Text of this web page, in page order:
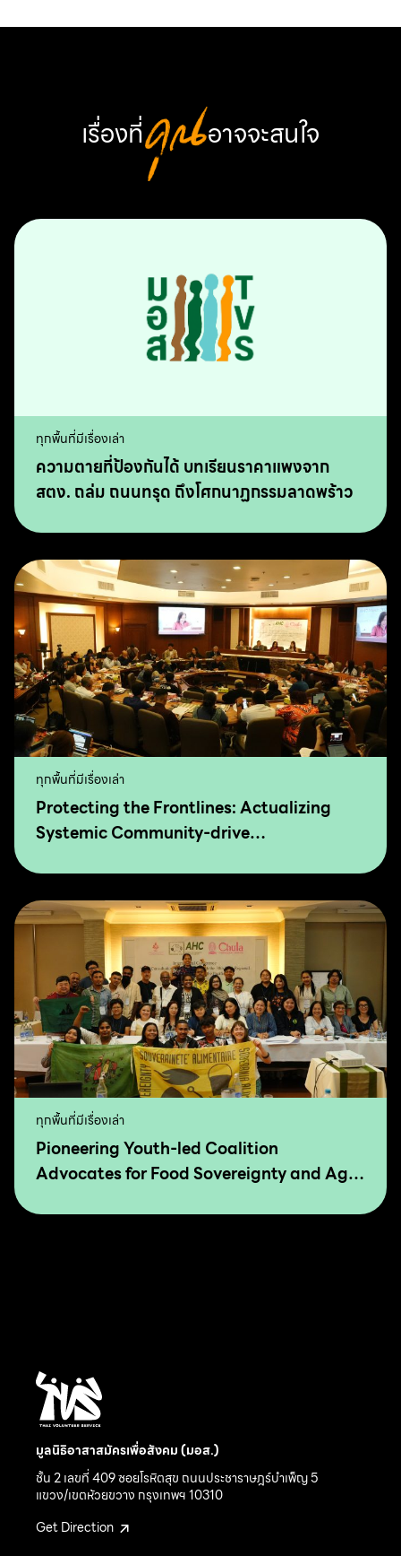
เรื่องที่คุณ อาจจะสนใจ
ทุกพื้นที่มีเรื่องเล่า
ความตายที่ป้องกันได้ บทเรียนราคาแพงจาก
สตง. ถล่ม ถนนทรุด ถึงโศกนาฏกรรมลาดพร้าว
ทุกพื้นที่มีเรื่องเล่า
Protecting the Frontlines: Actualizing
Systemic Community-drive
ทุกพื้นที่มีเรื่องเล่า
Pioneering Youth-led Coalition
Advocates for Food Sovereignty and Agro
มูลนิธิอาสาสมัครเพื่อสังคม (มอส.)
ชั้น 2 เลขที่ 409 ซอยโรหิตสุข ถนนประชาราษฎร์บำเพ็ญ 5
แขวง/เขตห้วยขวาง กรุงเทพฯ 10310
Get Direction